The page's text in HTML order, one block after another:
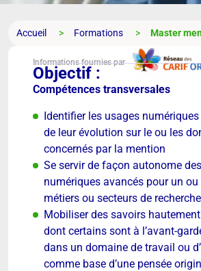
Accueil Formations Master
Informations fournies par
Objectif :
Compétences transversales
Identifier les usages
de leur évolution sur le ou les
concernés par la mention
Se servir de façon autonome
numériques avancés pour un
métiers ou secteurs de
Mobiliser des savoirs
dont certains sont à l’avant-
dans un domaine de travail ou
comme base d’une pensée